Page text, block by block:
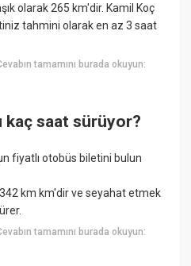
olarak 265 km'dir. Kamil Koç
tahmini olarak en az 3 saat
tamamını burada okuyun:
kaç saat sürüyor?
fiyatlı otobüs biletini bulun
km km'dir ve seyahat etmek
tamamını burada okuyun: